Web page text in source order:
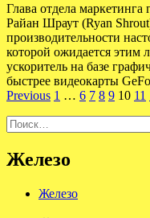
Глава отдела маркетинга
Райан Шраут (Ryan
производительности
которой ожидается этим
ускоритель на базе
быстрее видеокарты
Пагинация
записей
Previous 1 … 6 7 8 9 10 11
Найти:
Железо
Железо